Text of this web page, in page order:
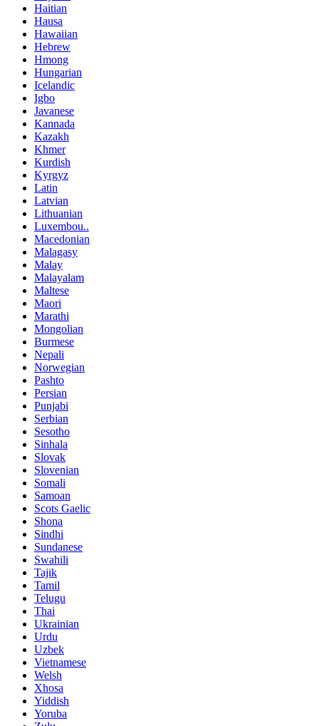
Haitian
Hausa
Hawaiian
Hebrew
Hmong
Hungarian
Icelandic
Igbo
Javanese
Kannada
Kazakh
Khmer
Kurdish
Kyrgyz
Latin
Latvian
Lithuanian
Luxembou..
Macedonian
Malagasy
Malay
Malayalam
Maltese
Maori
Marathi
Mongolian
Burmese
Nepali
Norwegian
Pashto
Persian
Punjabi
Serbian
Sesotho
Sinhala
Slovak
Slovenian
Somali
Samoan
Scots Gaelic
Shona
Sindhi
Sundanese
Swahili
Tajik
Tamil
Telugu
Thai
Ukrainian
Urdu
Uzbek
Vietnamese
Welsh
Xhosa
Yiddish
Yoruba